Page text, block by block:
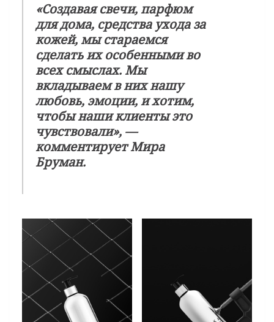
«Создавая свечи, парфюм
для дома, средства ухода за
кожей, мы стараемся
сделать их особенными во
всех смыслах. Мы
вкладываем в них нашу
любовь, эмоции, и хотим,
чтобы наши клиенты это
чувствовали», —
комментирует Мира
Бруман.